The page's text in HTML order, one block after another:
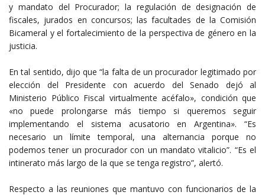
y mandato del Procurador; la regulación de designación de
fiscales, jurados en concursos; las facultades de la Comisión
Bicameral y el fortalecimiento de la perspectiva de género en la
justicia.
En tal sentido, dijo que “la falta de un procurador legitimado por
elección del Presidente con acuerdo del Senado dejó al
Ministerio Público Fiscal virtualmente acéfalo», condición que
«no puede prolongarse más tiempo si queremos seguir
implementando el sistema acusatorio en Argentina». “Es
necesario un límite temporal, una alternancia porque no
podemos tener un procurador con un mandato vitalicio”. “Es el
intinerato más largo de la que se tenga registro”, alertó.
Respecto a las reuniones que mantuvo con funcionarios de la